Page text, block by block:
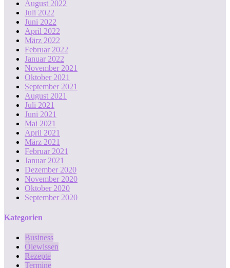
August 2022
Juli 2022
Juni 2022
April 2022
März 2022
Februar 2022
Januar 2022
November 2021
Oktober 2021
September 2021
August 2021
Juli 2021
Juni 2021
Mai 2021
April 2021
März 2021
Februar 2021
Januar 2021
Dezember 2020
November 2020
Oktober 2020
September 2020
Kategorien
Business
Ölewissen
Rezepte
Termine